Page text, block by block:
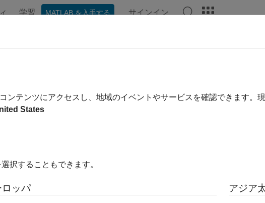
学習 MATLAB を入手する サインイン
号なしの整数へのfiオブジェクトの変換
a)は、 fi uint8の値
ンテンツにアクセスし、地域のイベントやサービスを確認できます。
States
択することもできます。
ロッパ アジア